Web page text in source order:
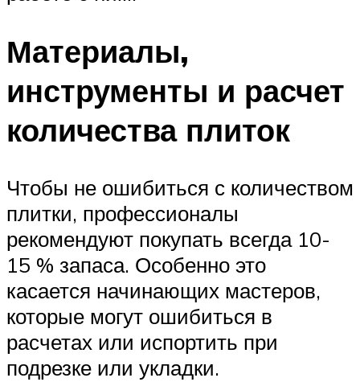
Материалы,
инструменты и расчет
количества плиток
Чтобы не ошибиться с количеством
плитки, профессионалы
рекомендуют покупать всегда 10-
15 % запаса. Особенно это
касается начинающих мастеров,
которые могут ошибиться в
расчетах или испортить при
подрезке или укладки.